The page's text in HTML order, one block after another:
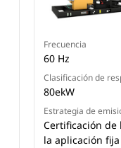
Frecuencia
60 Hz
Clasificación de
80ekW
Estrategia de
Certificación de
la aplicación